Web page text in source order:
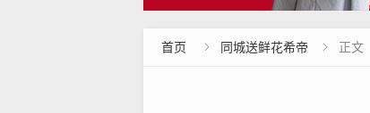
首页  同城送鲜花希帝  正文